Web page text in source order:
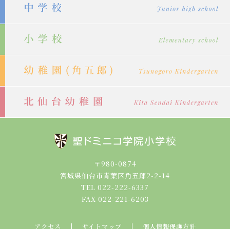
〒980-0874
宮城県仙台市青葉区角五郎2-2-14
TEL 022-222-6337
FAX 022-221-6203
アクセス サイトマップ 個人情報保護方針